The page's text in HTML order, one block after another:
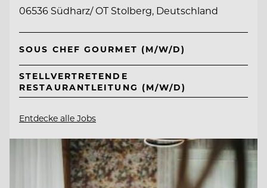
06536 Südharz/ OT Stolberg, Deutschland
SOUS CHEF GOURMET (M/W/D)
STELLVERTRETENDE
RESTAURANTLEITUNG (M/W/D)
Entdecke alle Jobs